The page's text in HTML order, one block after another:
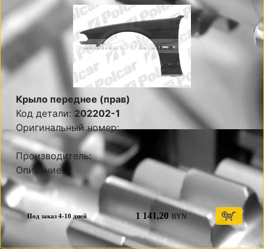
Крыло переднее (прав)
Код детали: 202202-1
Оригинальный номер:
Производитель:
Описание:
Под заказ 4-10 дней 1 141,20 BYN